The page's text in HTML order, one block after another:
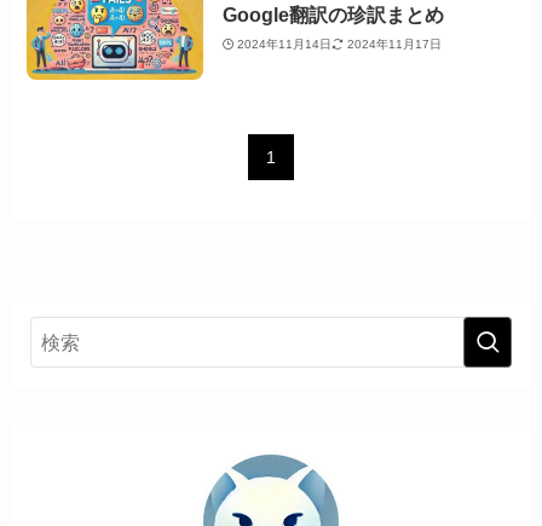
Google翻訳の珍訳まとめ
2024年11月14日 2024年11月17日
1